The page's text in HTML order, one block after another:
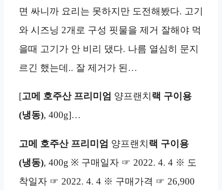
면 싸니까 요리는 못하지만 도전해봤다. 고기
와 시즈닝 2개로 구성 핏물을 제거 잘해야 먹
을때 고기가 안 비리 댔다. 나름 열심히 문지
르긴 했는데.. 잘 제거가 된…
[고메 호주산 프리미엄 양프랜치 랙 구이용
(냉동), 400g]…
고메 호주산 프리미엄 양프랜치 랙 구이용
(냉동), 400g ※ 구매일자 ☞ 2022. 4. 4 ※ 도
착일자 ☞ 2022. 4. 4 ※ 구매가격 ☞ 26,900